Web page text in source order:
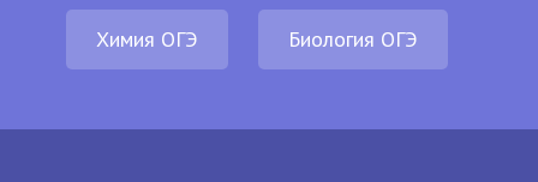
Химия ОГЭ Биология ОГЭ